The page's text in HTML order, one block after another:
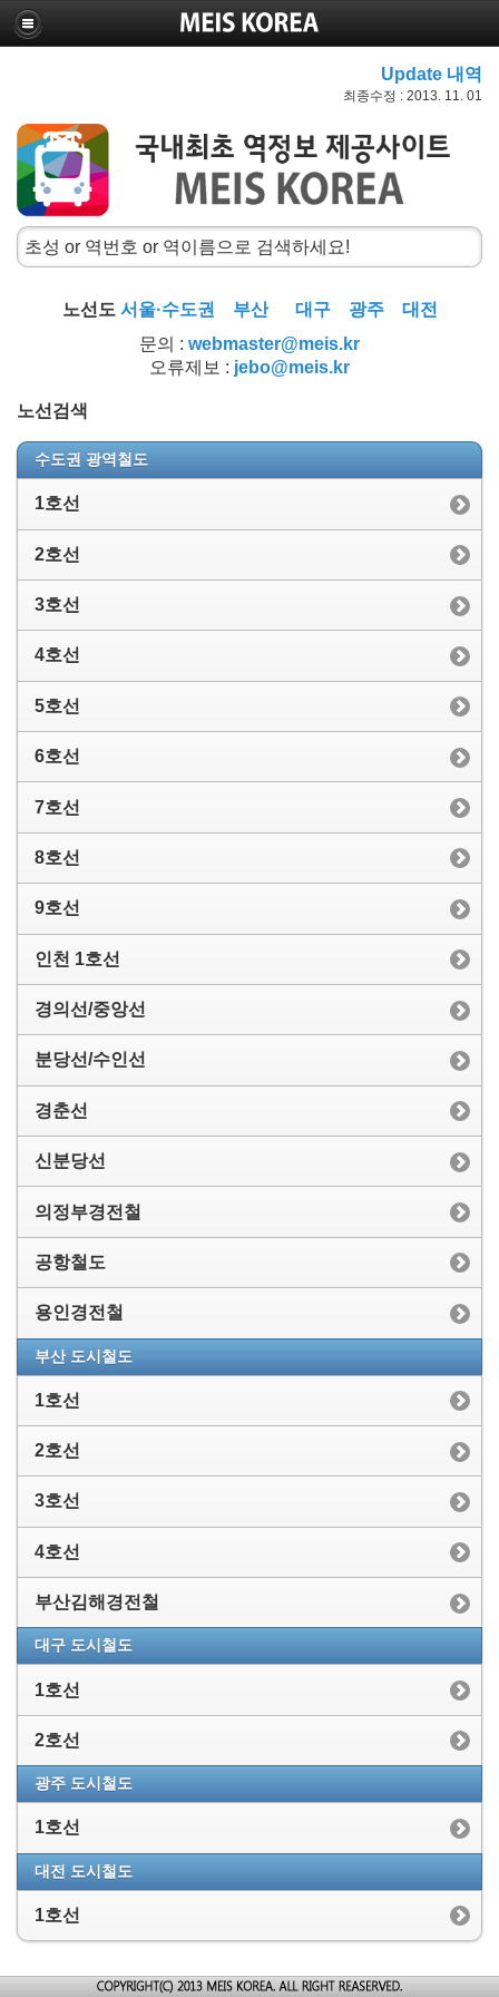
Update 내역
최종수정 : 2013. 11. 01
노선도 서울·수도권 부산 대구 광주
대전
문의 : webmaster@meis.kr
오류제보 : jebo@meis.kr
노선검색
수도권 광역철도
1호선
2호선
3호선
4호선
5호선
6호선
7호선
8호선
9호선
인천 1호선
경의선/중앙선
분당선/수인선
경춘선
신분당선
의정부경전철
공항철도
용인경전철
부산 도시철도
1호선
2호선
3호선
4호선
부산김해경전철
대구 도시철도
1호선
2호선
광주 도시철도
1호선
대전 도시철도
1호선